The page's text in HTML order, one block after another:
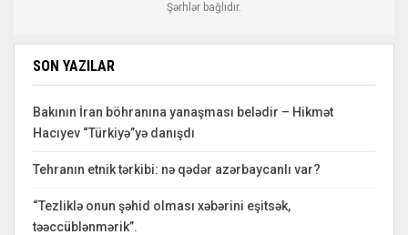
Şərhlər bağlıdır.
SON YAZILAR
Bakının İran böhranına yanaşması belədir – Hikmət
Hacıyev “Türkiyə”yə danışdı
Tehranın etnik tərkibi: nə qədər azərbaycanlı var?
“Tezliklə onun şəhid olması xəbərini eşitsək,
təəccüblənmərik”.